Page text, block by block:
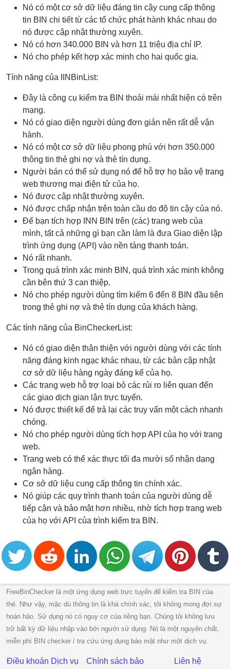
Nó có một cơ sở dữ liệu đáng tin cậy cung cấp thông
tin BIN chi tiết từ các tổ chức phát hành khác nhau do
nó được cập nhật thường xuyên.
Nó có hơn 340.000 BIN và hơn 11 triệu địa chỉ IP.
Nó cho phép kết hợp xác minh cho hai quốc gia.
Tính năng của IINBinList:
Đây là công cụ kiểm tra BIN thoải mái nhất hiện có trên
mạng.
Nó có giao diện người dùng đơn giản nên rất dễ vận
hành.
Nó có một cơ sở dữ liệu phong phú với hơn 350.000
thông tin thẻ ghi nợ và thẻ tín dụng.
Người bán có thể sử dụng nó để hỗ trợ họ bảo vệ trang
web thương mại điện tử của họ.
Nó được cập nhật thường xuyên.
Nó được chấp nhận trên toàn cầu do độ tin cậy của nó.
Để bạn tích hợp INN BIN trên (các) trang web của
mình, tất cả những gì bạn cần làm là đưa Giao diện lập
trình ứng dụng (API) vào nền tảng thanh toán.
Nó rất nhanh.
Trong quá trình xác minh BIN, quá trình xác minh không
cần bên thứ 3 can thiệp.
Nó cho phép người dùng tìm kiếm 6 đến 8 BIN đầu tiên
trong thẻ ghi nợ và thẻ tín dụng của khách hàng.
Các tính năng của BinCheckerList:
Nó có giao diện thân thiện với người dùng với các tính
năng đáng kinh ngạc khác nhau, từ các bản cập nhật
cơ sở dữ liệu hàng ngày đáng kể của họ.
Các trang web hỗ trợ loại bỏ các rủi ro liên quan đến
các giao dịch gian lận trực tuyến.
Nó được thiết kế để trả lại các truy vấn một cách nhanh
chóng.
Nó cho phép người dùng tích hợp API của họ với trang
web.
Trang web có thể xác thực tối đa mười số nhận dạng
ngân hàng.
Cơ sở dữ liệu cung cấp thông tin chính xác.
Nó giúp các quy trình thanh toán của người dùng dễ
tiếp cận và bảo mật hơn nhiều, nhờ tích hợp trang web
của họ với API của trình kiểm tra BIN.
FreeBinChecker là một ứng dụng web trực tuyến để kiểm tra BIN của
thẻ. Như vậy, mặc dù thông tin là khá chính xác, tôi không mong đợi sự
hoàn hảo. Sử dụng nó có nguy cơ của riêng bạn. Chúng tôi không lưu
trữ bất kỳ dữ liệu nhập vào bởi người sử dụng. Nó là một nguyên chất,
miễn phí BIN checker / tra cứu ứng dụng bảo mật như một dịch vụ.
Điều khoản Dịch vụ
Chính sách bảo
Liên hệ